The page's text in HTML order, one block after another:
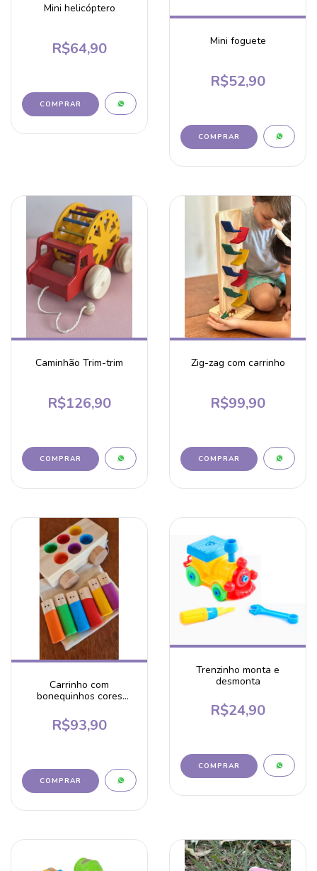
Mini helicóptero
R$64,90 Mini foguete
R$52,90
Caminhão Trim-trim
R$126,90
Zig-zag com carrinho
R$99,90
Carrinho com
bonequinhos cores
R$93,90
Trenzinho monta e
desmonta
R$24,90